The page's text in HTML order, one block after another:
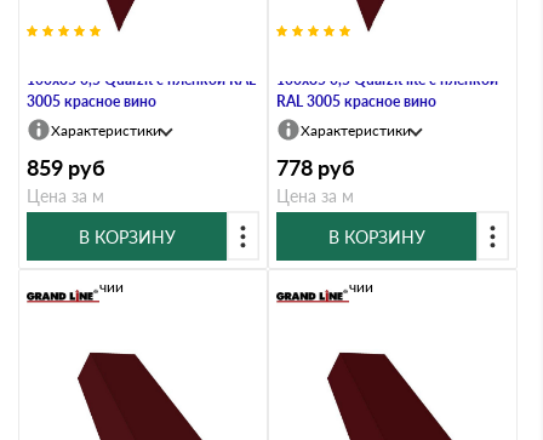
100х85 0,5 Quarzit с пленкой RAL
3005 красное вино
Характеристики
859 руб
Цена за м
В КОРЗИНУ
100х85 0,5 Quarzit lite с пленкой
RAL 3005 красное вино
Характеристики
778 руб
Цена за м
В КОРЗИНУ
В наличии В наличии